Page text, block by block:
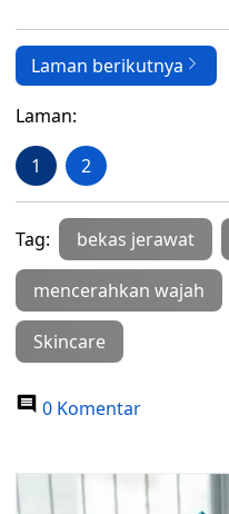
Laman berikutnya
Laman:
1 2
Tag: bekas jerawat
mencerahkan wajah
Skincare
0 Komentar